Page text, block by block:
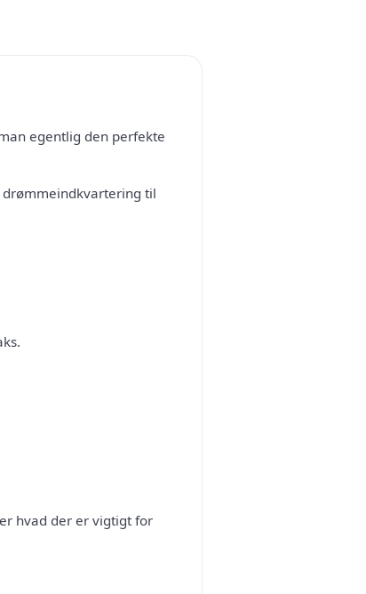
egentlig den perfekte
drømmeindkvartering til
hvad der er vigtigt for